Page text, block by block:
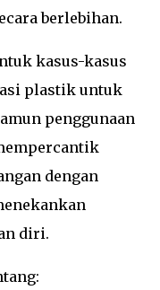
berlebihan.
kasus-kasus
plastik untuk
penggunaan
dengan
diri.